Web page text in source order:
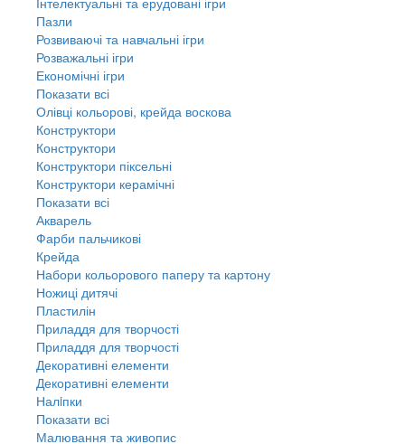
Пазли
Розвиваючі та навчальні ігри
Розважальні ігри
Економічні ігри
Показати всі
Олівці кольорові, крейда воскова
Конструктори
Конструктори
Конструктори піксельні
Конструктори керамічні
Показати всі
Акварель
Фарби пальчикові
Крейда
Набори кольорового паперу та картону
Ножиці дитячі
Пластилін
Приладдя для творчості
Приладдя для творчості
Декоративні елементи
Декоративні елементи
Налiпки
Показати всі
Малювання та живопис